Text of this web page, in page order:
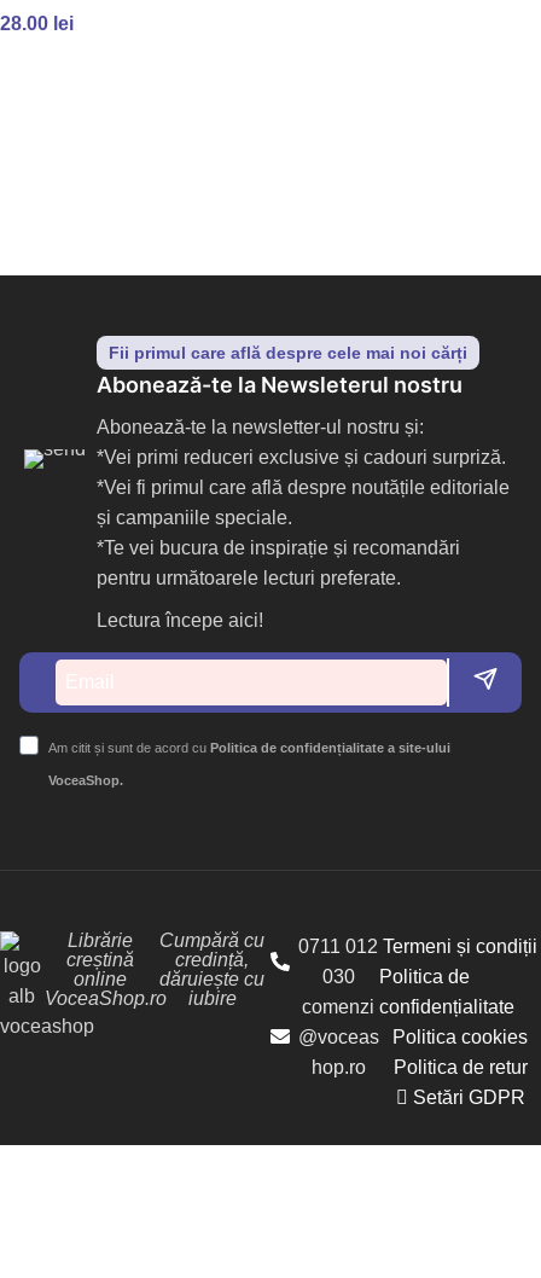
28.00 lei
Fii primul care află despre cele mai noi cărți
Abonează-te la Newsleterul nostru
Abonează-te la newsletter-ul nostru și:
*Vei primi reduceri exclusive și cadouri surpriză.
*Vei fi primul care află despre noutățile editoriale
și campaniile speciale.
*Te vei bucura de inspirație și recomandări
pentru următoarele lecturi preferate.
Lectura începe aici!
Am citit și sunt de acord cu Politica de confidențialitate a site-ului
VoceaShop.
Librărie
creștină
online
VoceaShop.ro
Cumpără cu
credință,
dăruiește cu
iubire
0711 012
030
comenzi
@voceas
hop.ro
Termeni și condiții
Politica de
confidențialitate
Politica cookies
Politica de retur
Setări GDPR